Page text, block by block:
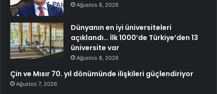
Ağustos 8, 2026
Dünyanın en iyi üniversiteleri
açıklandı… İlk 1000’de Türkiye’den 13
üniversite var
Ağustos 8, 2026
Çin ve Mısır 70. yıl dönümünde ilişkileri güçlendiriyor
Ağustos 7, 2026